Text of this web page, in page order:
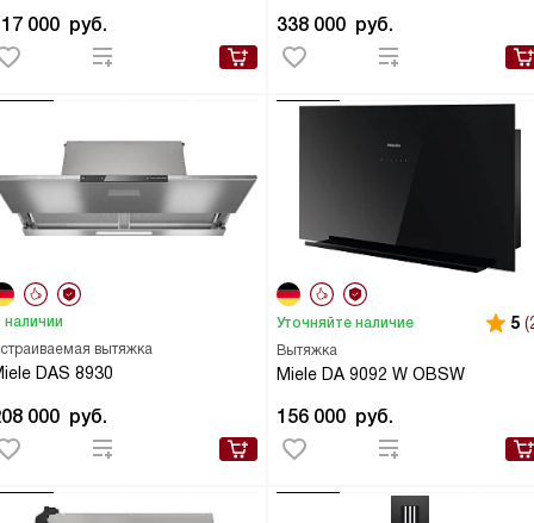
000 руб. 338 000 руб.
вытяжка
DAS 8930
наличии
000 руб.
Вытяжка
Miele DA 9092 W OBSW
Уточняйте наличие 5
156 000 руб.